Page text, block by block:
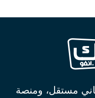
مستقل، ومنصة